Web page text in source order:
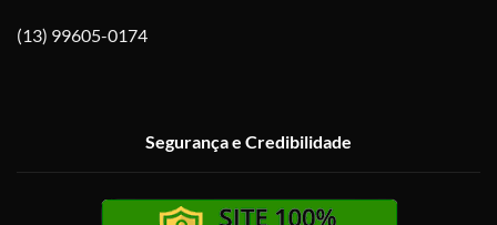
(13) 99605-0174
Segurança e Credibilidade